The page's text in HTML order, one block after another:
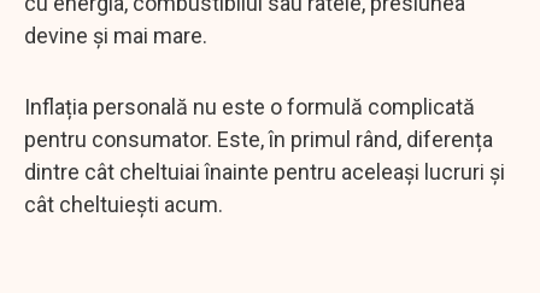
devine și mai mare.
Inflația personală nu este o formulă complicată
pentru consumator. Este, în primul rând, diferența
dintre cât cheltuiai înainte pentru aceleași lucruri și
cât cheltuiești acum.